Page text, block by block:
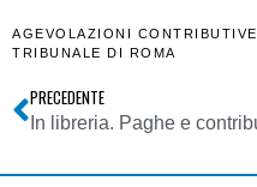
AGEVOLAZIONI CONTRIBUTIVE
TRIBUNALE DI ROMA
PRECEDENTE